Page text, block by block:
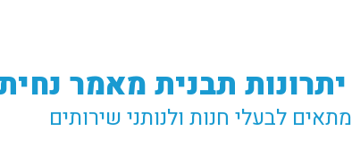
יתרונות תבנית מאמר
מתאים לבעלי חנות ולנותני שירותים